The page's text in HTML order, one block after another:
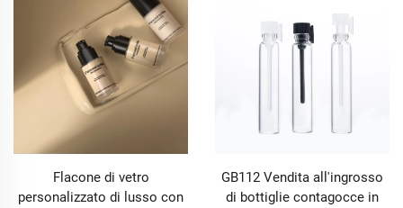
Flacone di vetro
personalizzato di lusso con
GB112 Vendita all'ingrosso
di bottiglie contagocce in